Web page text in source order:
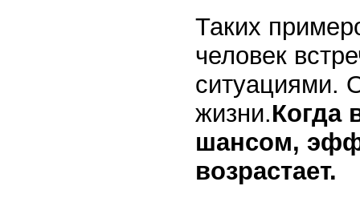
Таких
человек
ситуациями.
жизни.Когда
шансом,
возрастает.